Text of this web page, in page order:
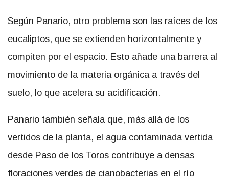
Según Panario, otro problema son las raíces de los
eucaliptos, que se extienden horizontalmente y
compiten por el espacio. Esto añade una barrera al
movimiento de la materia orgánica a través del
suelo, lo que acelera su acidificación.
Panario también señala que, más allá de los
vertidos de la planta, el agua contaminada vertida
desde Paso de los Toros contribuye a densas
floraciones verdes de cianobacterias en el río